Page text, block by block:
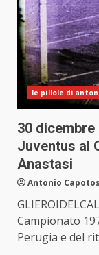
le pillole di
30 dicembre
Juventus al
Anastasi
Antonio
Campionato
Perugia e del